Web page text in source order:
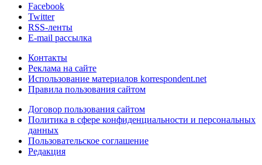
Facebook
Twitter
RSS-ленты
E-mail рассылка
Контакты
Реклама на сайте
Использование материалов korrespondent.net
Правила пользования сайтом
Договор пользования сайтом
Политика в сфере конфиденциальности и персональных
данных
Пользовательское соглашение
Редакция